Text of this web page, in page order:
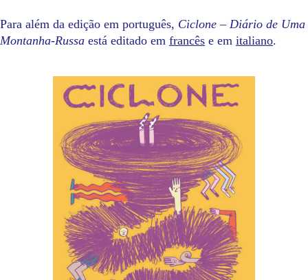
Para além da edição em português, Ciclone – Diário de Uma
Montanha-Russa está editado em francês e em italiano.